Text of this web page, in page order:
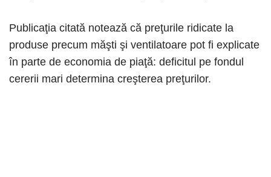
Publicaţia citată notează că preţurile ridicate la
produse precum măşti şi ventilatoare pot fi explicate
în parte de economia de piaţă: deficitul pe fondul
cererii mari determina creşterea preţurilor.